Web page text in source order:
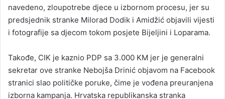
navedeno, zloupotrebe djece u izbornom procesu, jer su
predsjednik stranke Milorad Dodik i Amidžić objavili vijesti
i fotografije sa djecom tokom posjete Bijeljini i Loparama.
Takođe, CIK je kaznio PDP sa 3.000 KM jer je generalni
sekretar ove stranke Nebojša Drinić objavom na Facebook
stranici slao političke poruke, čime je vođena preuranjena
izborna kampanja. Hrvatska republikanska stranka